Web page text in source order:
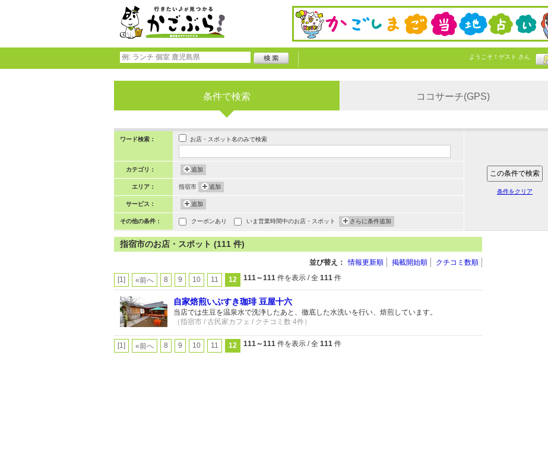
ようこそ！ ゲスト さん
条件で検索 ココサーチ(GPS)
ワード検索： お店・スポット名のみで検索
カテゴリ： 追加
エリア： 指宿市 追加
サービス： 追加
その他の条件： クーポンあり いま営業時間中のお店・スポット さらに条件追加
条件をクリア
指宿市のお店・スポット (111 件)
並び替え： 情報更新順 掲載開始順 クチコミ数順
[1] «前へ 8 9 10 11 12 111～111 件を表示 / 全 111 件
自家焙煎いぶすき珈琲 豆屋十六
当店では生豆を温泉水で洗浄したあと、徹底した水洗いを行い、焙煎しています。
（指宿市 / 古民家カフェ / クチコミ数 4件）
[1] «前へ 8 9 10 11 12 111～111 件を表示 / 全 111 件